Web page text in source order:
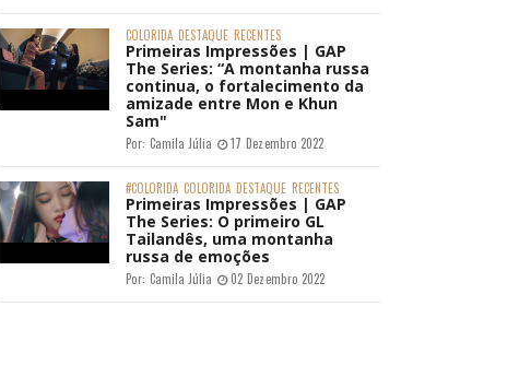
COLORIDA DESTAQUE RECENTES
Primeiras Impressões | GAP
The Series: “A montanha russa
continua, o fortalecimento da
amizade entre Mon e Khun
Sam"
Por: Camila Júlia 17 Dezembro 2022
#COLORIDA COLORIDA DESTAQUE RECENTES
Primeiras Impressões | GAP
The Series: O primeiro GL
Tailandês, uma montanha
russa de emoções
Por: Camila Júlia 02 Dezembro 2022